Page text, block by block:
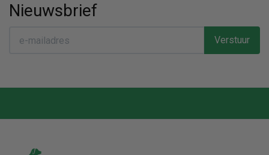
Nieuwsbrief
Verstuur